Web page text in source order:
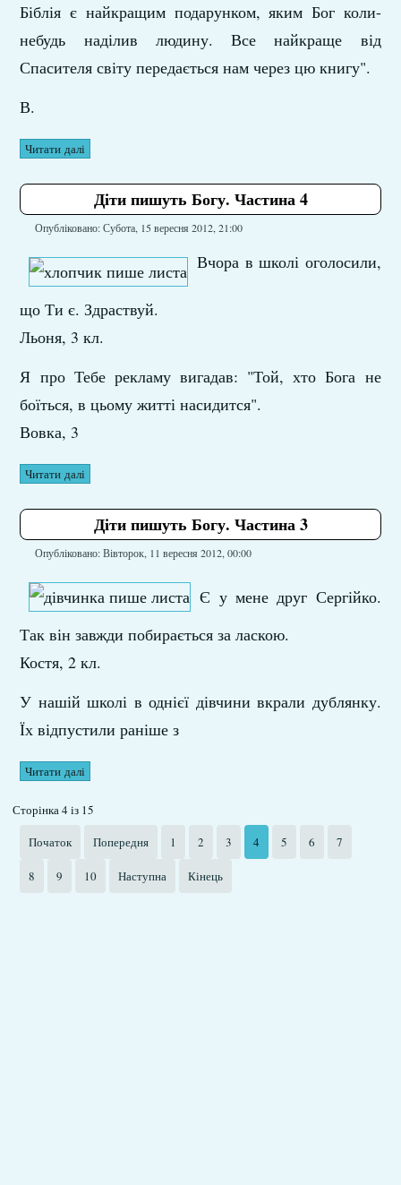
Біблія є найкращим подарунком, яким Бог коли-
небудь наділив людину. Все найкраще від
Спасителя світу передається нам через цю книгу".
В.
Читати далі
Діти пишуть Богу. Частина 4
Опубліковано: Субота, 15 вересня 2012, 21:00
Вчора в школі оголосили,
що Ти є. Здраствуй.
Льоня, 3 кл.
Я про Тебе рекламу вигадав: "Той, хто Бога не
боїться, в цьому житті насидится".
Вовка, 3
Читати далі
Діти пишуть Богу. Частина 3
Опубліковано: Вівторок, 11 вересня 2012, 00:00
Є у мене друг Сергійко.
Так він завжди побирається за ласкою.
Костя, 2 кл.
У нашій школі в однієї дівчини вкрали дублянку.
Їх відпустили раніше з
Читати далі
Сторінка 4 із 15
Початок
Попередня 1 2 3 4 5 6 7
8 9 10 Наступна Кінець